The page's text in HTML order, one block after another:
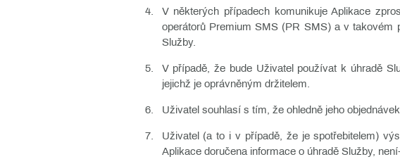
V některých případech komunikuje Aplikace
operátorů Premium SMS (PR SMS) a v takovém
Služby.
V případě, že bude Uživatel používat k úhradě
jejichž je oprávněným držitelem.
Uživatel souhlasí s tím, že ohledně jeho
Uživatel (a to i v případě, že je spotřebitelem)
Aplikace doručena informace o úhradě Služby,